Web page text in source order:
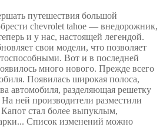
путешествия большой
chevrolet tahoe — внедорожник,
и у нас, настоящей легендой.
свои модели, что позволяет
Вот и в последней
много нового. Прежде всего
Появилась широкая полоса,
автомобиля, разделяющая решетку
На ней производители разместили
стал более выпуклым,
Список изменений можно